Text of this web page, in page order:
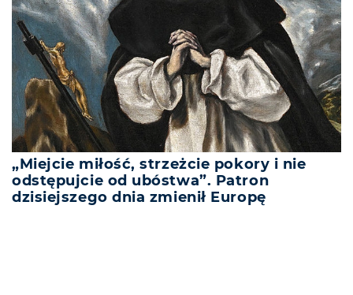
„Miejcie miłość, strzeżcie pokory i nie
odstępujcie od ubóstwa”. Patron
dzisiejszego dnia zmienił Europę